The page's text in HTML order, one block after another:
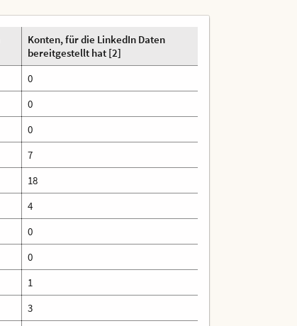
Konten, für die LinkedIn Daten
bereitgestellt hat [2]
0
0
0
7
18
4
0
0
1
3